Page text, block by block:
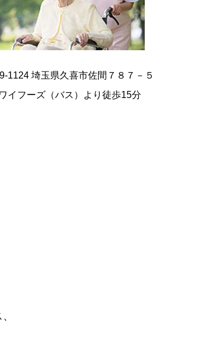
1124 埼玉県久喜市佐間７８７－５
イフーズ（バス）より徒歩15分